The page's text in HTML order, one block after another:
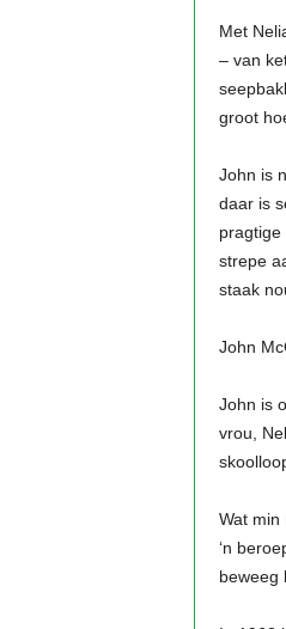
Met
– van
groot
John is
daar is
strepe
staak
John
John is
vrou,
Wat min
‘n
beweeg